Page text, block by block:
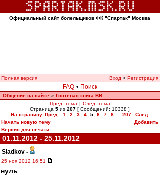
Официальный сайт болельщиков ФК "Спартак" Москва
Полная версия Вход • Регистрация
FAQ • Поиск
Общение на сайте » Гостевая книга ВВ
Пред. тема | След. тема
Страница 5 из 207 [ Сообщений: 10338 ]
На страницу Пред. 1 2 3 4 5, 6 7 8 207
След.
Начать новую тему
Добавить
Версия для печати
01.11.2012 - 25.11.2012
Sladkov -
25 ноя 2012 16:51
нуль